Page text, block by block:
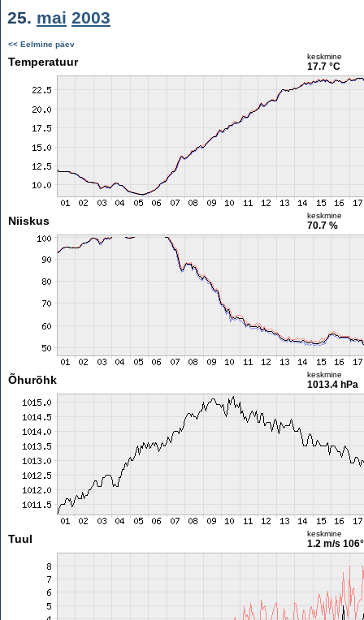
25. mai 2003
<< Eelmine päev
Temperatuur keskmine
17.7 °C
Niiskus keskmine
70.7 %
Õhurõhk keskmine
1013.4 hPa
Tuul keskmine
1.2 m/s 106°